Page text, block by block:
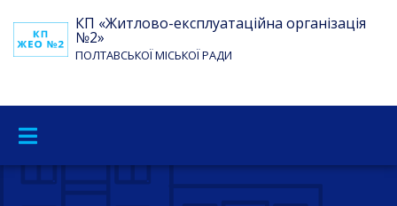
КП «Житлово-експлуатаційна організація
№2»
ПОЛТАВСЬКОЇ МІСЬКОЇ РАДИ